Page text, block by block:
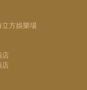
方娛樂場